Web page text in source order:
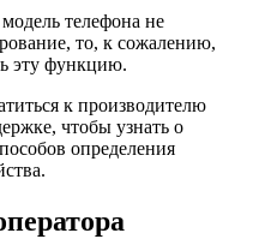
телефона не
то, к сожалению,
эту функцию.
к производителю
чтобы узнать о
определения